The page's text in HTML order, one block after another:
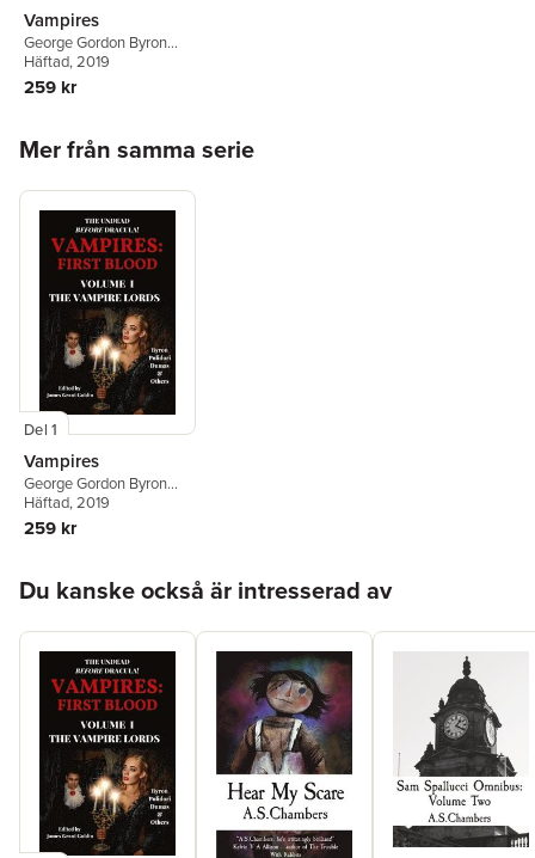
Vampires
George Gordon Byron
1788-,John Polidori
James Grant Goldin
Häftad, 2019
259 kr
Mer från samma serie
Del 1
Vampires
George Gordon Byron
1788-,John Polidori
James Grant Goldin
Häftad, 2019
259 kr
Du kanske också är intresserad av